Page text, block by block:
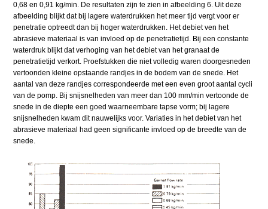
0,68 en 0,91 kg/min. De resultaten zijn te zien in afbeelding 6. Uit deze
afbeelding blijkt dat bij lagere waterdrukken het meer tijd vergt voor er
penetratie optreedt dan bij hoger waterdrukken. Het debiet ven het
abrasieve materiaal is van invloed op de penetratietijd. Bij een constante
waterdruk blijkt dat verhoging van het debiet van het granaat de
penetratietijd verkort. Proefstukken die niet volledig waren doorgesneden
vertoonden kleine opstaande randjes in de bodem van de snede. Het
aantal van deze randjes correspondeerde met een even groot aantal cycli
van de pomp. Bij snijsnelheden van meer dan 100 mm/min vertoonde de
snede in de diepte een goed waarneembare tapse vorm; bij lagere
snijsnelheden kwam dit nauwelijks voor. Variaties in het debiet van het
abrasieve materiaal had geen significante invloed op de breedte van de
snede.